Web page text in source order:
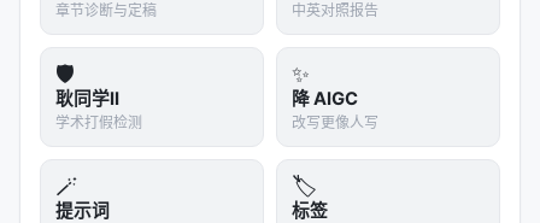
章节诊断与定稿 中英对照报告
🛡️
耿同学II
学术打假检测
✨
降 AIGC
改写更像人写
🪄
提示词
🏷️
标签